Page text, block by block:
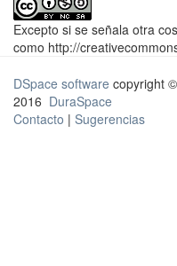
Excepto si se señala otra
como http://
DSpace software copyright
2016 DuraSpace
Contacto | Sugerencias